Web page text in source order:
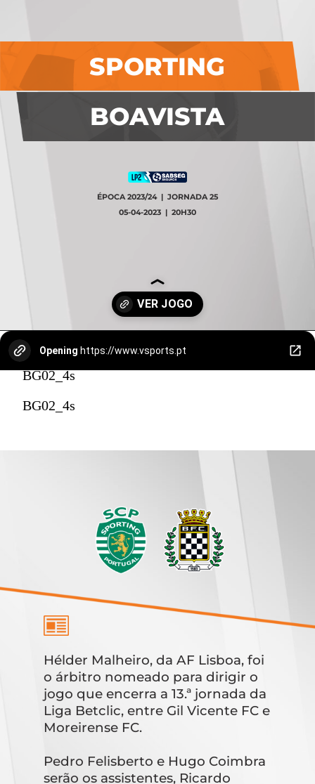
SPORTING
BOAVISTA
ÉPOCA 2023/24 | JORNADA 25
05-04-2023 | 20H30
Opening https://www.vsports.pt
BG02_4s
BG02_4s
Hélder Malheiro, da AF Lisboa, foi
o árbitro nomeado para dirigir o
jogo que encerra a 13.ª jornada da
Liga Betclic, entre Gil Vicente FC e
Moreirense FC.
Pedro Felisberto e Hugo Coimbra
serão os assistentes, Ricardo